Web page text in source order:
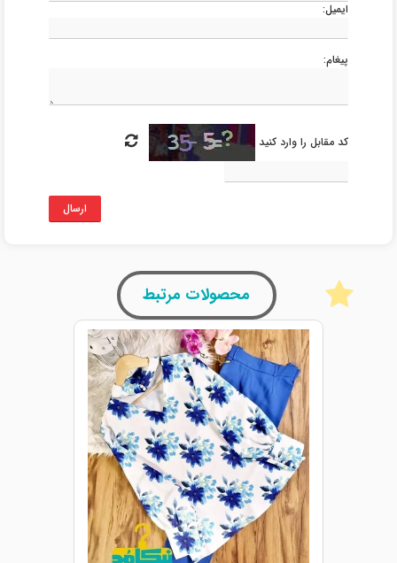
ایمیل:
پیغام:
کد مقابل را وارد کنید
ارسال
محصولات مرتبط